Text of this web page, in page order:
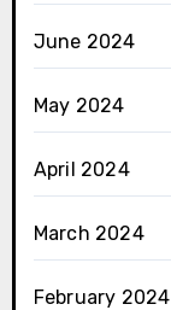
June 2024
May 2024
April 2024
March 2024
February 2024